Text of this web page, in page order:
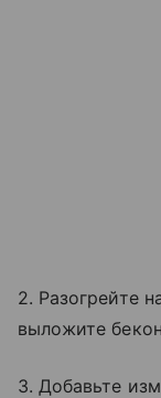
2. Разогрейте
выложите
3. Добавьте